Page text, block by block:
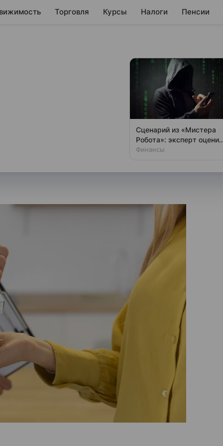
Торговля Курсы Налоги Пенсии
должно сопровождаться
Сценарий из «Мистера
Робота»: эксперт оценил
шансы хакеров
Финансы